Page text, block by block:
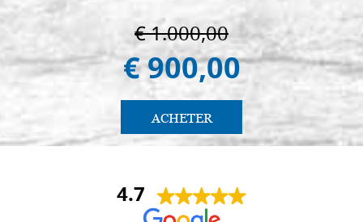
€ 1.000,00
€ 900,00
ACHETER
4.7